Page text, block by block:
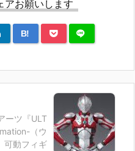
アお願いします
B!
ーツ『ULT
（ウ
可動フィギ